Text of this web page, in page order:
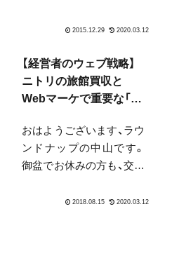
うございました。メール
お声を頂いたりサービス
のヒントを頂いたり実際
のご契約や講演依頼など
ているなと...
【経営者のウェブ戦略】
ニトリの旅館買収と
Webマーケで重要な「マ
おはようございます、ラウ
ンドナップの中山です。
御盆でお休みの方も、交代
むしろかき入れ時の方も